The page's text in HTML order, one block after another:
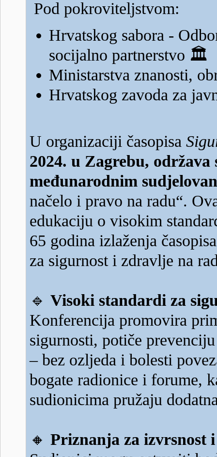
Pod pokroviteljstvom:
Hrvatskog sabora -
socijalno partnerstvo 🏛️
Ministarstva znanosti,
Hrvatskog zavoda za
U organizaciji časopisa
2024. u Zagrebu, održava
međunarodnim
načelo i pravo na radu“.
edukaciju o visokim
65 godina izlaženja
za sigurnost i zdravlje na
🔹 Visoki standardi za
Konferencija promovira
sigurnosti, potiče
– bez ozljeda i bolesti
bogate radionice i forume,
sudionicima pružaju
🔸 Priznanja za izvrsnost i